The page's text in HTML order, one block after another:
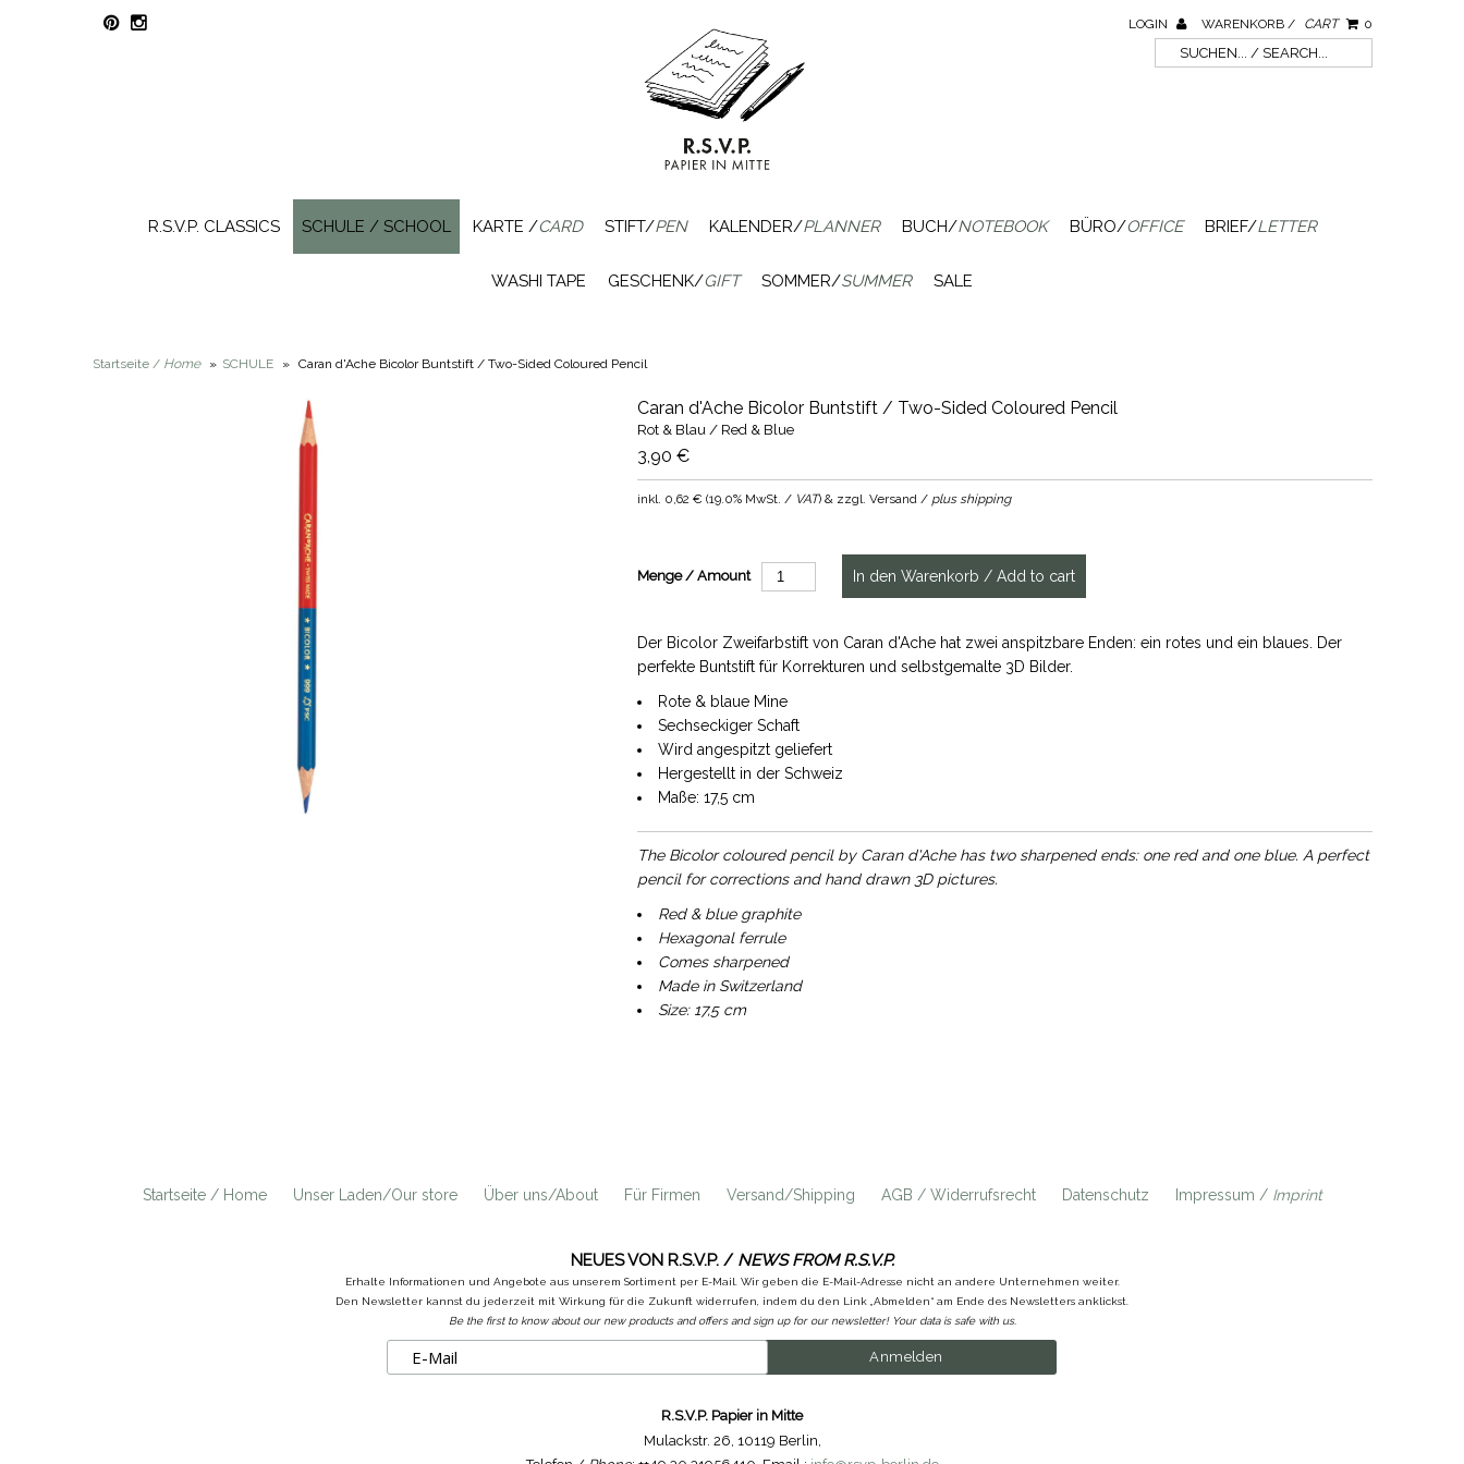
LOGIN WARENKORB / CART 0
R.S.V.P. CLASSICS SCHULE / SCHOOL KARTE /CARD STIFT/PEN KALENDER/PLANNER BUCH/NOTEBOOK BÜRO/OFFICE BRIEF/LETTER
WASHI TAPE GESCHENK/GIFT SOMMER/SUMMER SALE
Startseite / Home » SCHULE » Caran d'Ache Bicolor Buntstift / Two-Sided Coloured Pencil
Caran d'Ache Bicolor Buntstift / Two-Sided Coloured Pencil
Rot & Blau / Red & Blue
3,90 €
inkl. 0,62 € (19.0% MwSt. / VAT) & zzgl. Versand / plus shipping
Menge / Amount
Der Bicolor Zweifarbstift von Caran d'Ache hat zwei anspitzbare Enden: ein rotes und ein blaues. Der
perfekte Buntstift für Korrekturen und selbstgemalte 3D Bilder.
Rote & blaue Mine
Sechseckiger Schaft
Wird angespitzt geliefert
Hergestellt in der Schweiz
Maße: 17,5 cm
The Bicolor coloured pencil by Caran d'Ache has two sharpened ends: one red and one blue. A perfect
pencil for corrections and hand drawn 3D pictures.
Red & blue graphite
Hexagonal ferrule
Comes sharpened
Made in Switzerland
Size: 17,5 cm
Startseite / Home Unser Laden/Our store Über uns/About Für Firmen Versand/Shipping AGB / Widerrufsrecht Datenschutz Impressum / Imprint
NEUES VON R.S.V.P. / NEWS FROM R.S.V.P.
Erhalte Informationen und Angebote aus unserem Sortiment per E-Mail. Wir geben die E-Mail-Adresse nicht an andere Unternehmen weiter.
Den Newsletter kannst du jederzeit mit Wirkung für die Zukunft widerrufen, indem du den Link „Abmelden“ am Ende des Newsletters anklickst.
Be the first to know about our new products and offers and sign up for our newsletter! Your data is safe with us.
R.S.V.P. Papier in Mitte
Mulackstr. 26, 10119 Berlin,